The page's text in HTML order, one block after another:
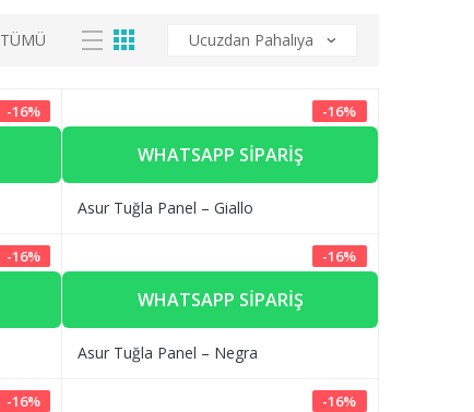
TÜMÜ
-16% -16%
WHATSAPP SIPARIŞ
Asur Tuğla Panel – Giallo
-16% -16%
WHATSAPP SIPARIŞ
Asur Tuğla Panel – Negra
-16% -16%